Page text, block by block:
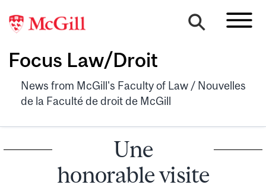
Focus Law/Droit
News from McGill's Faculty of Law / Nouvelles
de la Faculté de droit de McGill
Une
honorable visite